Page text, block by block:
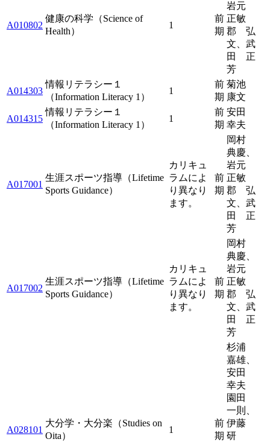
A010802
健康の科学（Science of
Health）
1
前
期
岩元
正敏
郡 弘
文、武
田 正
芳
A014303
情報リテラシー１
（Information Literacy 1）
1
前
期
菊池
康文
A014315
情報リテラシー１
（Information Literacy 1）
1
前
期
安田
幸夫
A017001
生涯スポーツ指導（Lifetime
Sports Guidance）
カリキュ
ラムによ
り異なり
ます。
前
期
岡村
典慶、
岩元
正敏
郡 弘
文、武
田 正
芳
A017002
生涯スポーツ指導（Lifetime
Sports Guidance）
カリキュ
ラムによ
り異なり
ます。
前
期
岡村
典慶、
岩元
正敏
郡 弘
文、武
田 正
芳
A028101
大分学・大分楽（Studies on
Oita）
1
前
期
杉浦
嘉雄、
安田
幸夫
園田
一則、
伊藤
研